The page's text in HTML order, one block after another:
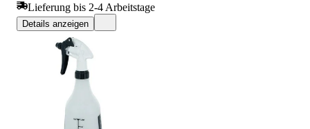
Lieferung bis 2-4 Arbeitstage
Details anzeigen